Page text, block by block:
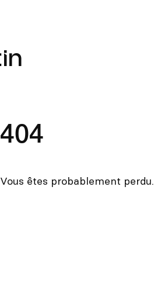
404
Vous êtes probablement perdu.